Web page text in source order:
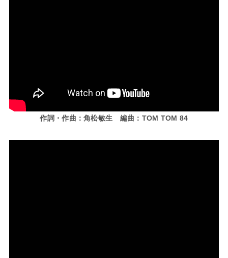
作詞・作曲：角松敏生 編曲：TOM TOM 84